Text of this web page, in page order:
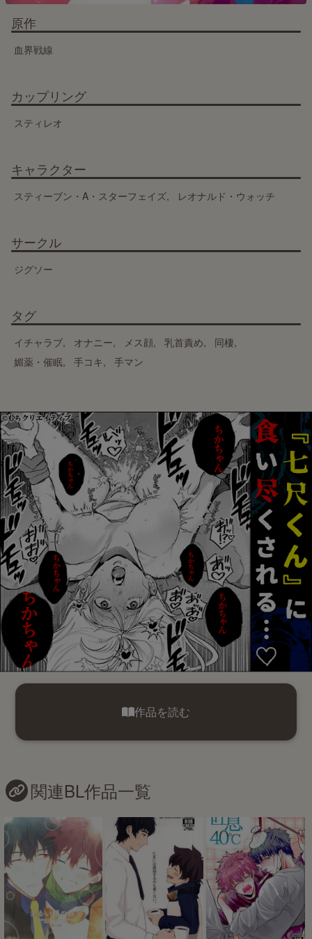
原作
血界戦線
カップリング
スティレオ
キャラクター
スティーブン・A・スターフェイズ レオナルド・ウォッチ
サークル
ジグソー
タグ
イチャラブ オナニー メス顔 乳首責め
同棲
媚薬・催眠
手コキ 手マン
作品を読む
関連BL作品一覧